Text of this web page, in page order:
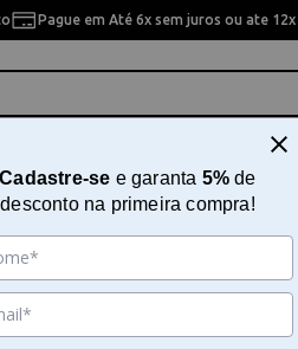
Pague em Até 6x sem juros ou ate
Pintura Artesanal Scrapbook
- 02810
Cadastre-se e garanta 5%de
desconto na primeira compra!